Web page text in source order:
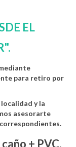
EL
para retiro por
y la
asesorarte
+ PVC.